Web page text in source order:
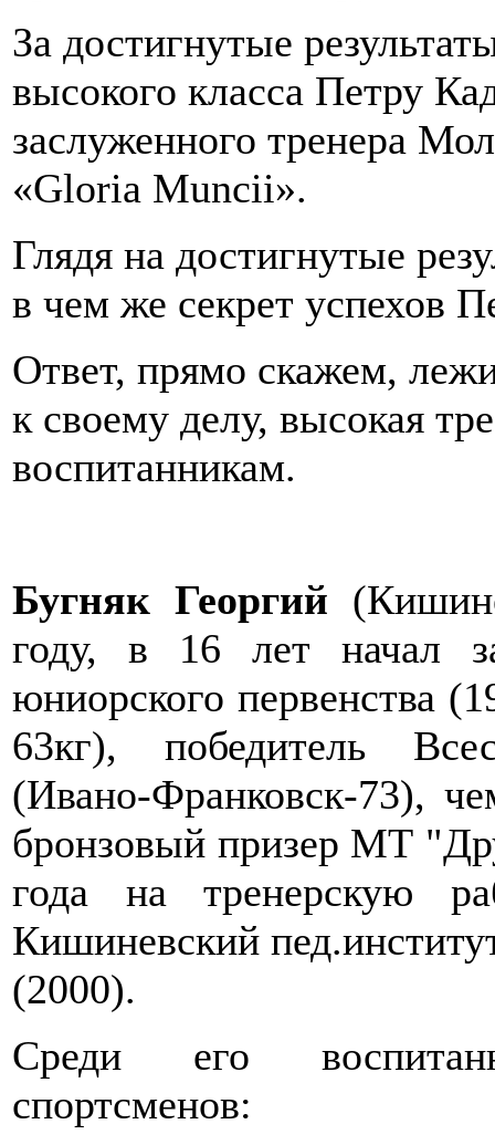
За достигнутые
высокого класса Петру
заслуженного тренера
«Gloria Muncii».
Глядя на достигнутые
в чем же секрет успехов
Ответ, прямо скажем,
к своему делу, высокая
воспитанникам.
Бугняк Георгий
году, в 16 лет начал
юниорского первенства
63кг), победитель
(Ивано-Франковск-73),
бронзовый призер МТ
года на тренерскую
Кишиневский
(2000).
Среди его
спортсменов: